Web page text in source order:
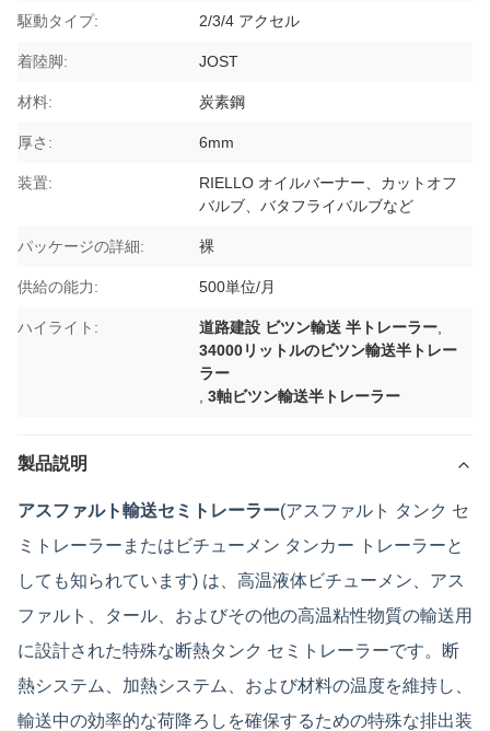
駆動タイプ: 2/3/4 アクセル
着陸脚: JOST
材料: 炭素鋼
厚さ: 6mm
装置:
RIELLO オイルバーナー、カットオフ
バルブ、バタフライバルブなど
パッケージの詳細: 裸
供給の能力: 500単位/月
ハイライト: 道路建設 ビツン輸送 半トレーラー
34000リットルのビツン輸送半トレー
ラー
,3軸ビツン輸送半トレーラー
製品説明
アスファルト輸送セミトレーラー(アスファルト タンク セ
ミトレーラーまたはビチューメン タンカー トレーラーと
しても知られています) は、高温液体ビチューメン、アス
ファルト、タール、およびその他の高温粘性物質の輸送用
に設計された特殊な断熱タンク セミトレーラーです。断
熱システム、加熱システム、および材料の温度を維持し、
輸送中の効率的な荷降ろしを確保するための特殊な排出装